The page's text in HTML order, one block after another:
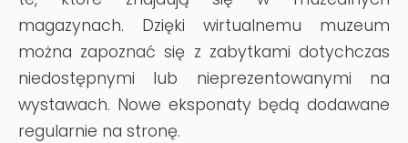
magazynach. Dzięki wirtualnemu muzeum
można zapoznać się z zabytkami dotychczas
niedostępnymi lub nieprezentowanymi na
wystawach. Nowe eksponaty będą dodawane
regularnie na stronę.